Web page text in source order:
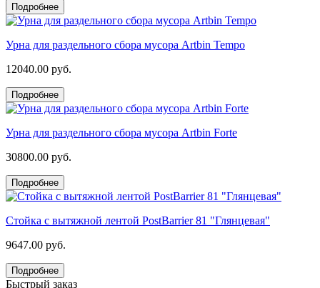
Подробнее
Урна для раздельного сбора мусора Artbin Tempo
12040.00 руб.
Подробнее
Урна для раздельного сбора мусора Artbin Forte
30800.00 руб.
Подробнее
Стойка с вытяжной лентой PostBarrier 81 "Глянцевая"
9647.00 руб.
Подробнее
Быстрый заказ